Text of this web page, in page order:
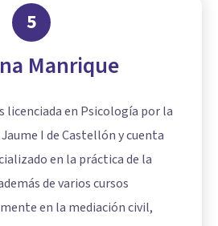
5
Manrique
licenciada en Psicología por la
I de Castellón y cuenta
en la práctica de la
de varios cursos
en la mediación civil,